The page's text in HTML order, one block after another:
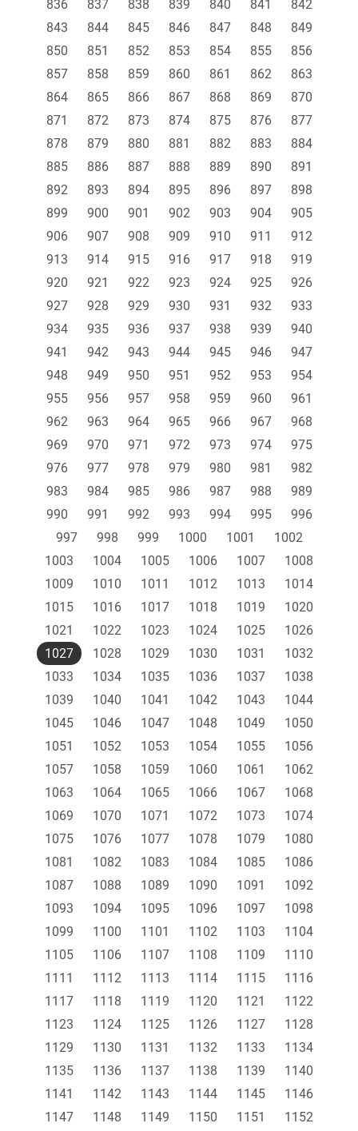
836
837 838 839 840 841
842
843
844 845 846 847 848
849
850
851 852 853 854 855
856
857
858 859 860 861 862
863
864
865 866 867 868 869
870
871
872 873 874 875 876
877
878
879 880 881 882 883
884
885
886 887 888 889 890
891
892
893 894 895 896 897
898
899
900 901 902 903 904
905
906
907 908 909 910 911
912
913
914 915 916 917 918
919
920
921 922 923 924 925
926
927
928 929 930 931 932
933
934
935 936 937 938 939
940
941
942 943 944 945 946
947
948
949 950 951 952 953
954
955
956 957 958 959 960
961
962
963 964 965 966 967
968
969
970 971 972 973 974
975
976
977 978 979 980 981
982
983
984 985 986 987 988
989
990
991 992 993 994 995
996
997
998 999 1000 1001
1002
1003
1004 1005 1006 1007
1008
1009
1010 1011 1012 1013
1014
1015
1016 1017 1018 1019
1020
1021
1022 1023 1024 1025
1026
1027
1028 1029 1030 1031
1032
1033
1034 1035 1036 1037
1038
1039
1040 1041 1042 1043
1044
1045
1046 1047 1048 1049
1050
1051
1052 1053 1054 1055
1056
1057
1058 1059 1060 1061
1062
1063
1064 1065 1066 1067
1068
1069
1070 1071 1072 1073
1074
1075
1076 1077 1078 1079
1080
1081
1082 1083 1084 1085
1086
1087
1088 1089 1090 1091
1092
1093
1094 1095 1096 1097
1098
1099
1100 1101 1102 1103
1104
1105
1106 1107 1108 1109
1110
1111
1112 1113 1114 1115
1116
1117
1118 1119 1120 1121
1122
1123
1124 1125 1126 1127
1128
1129
1130 1131 1132 1133
1134
1135
1136 1137 1138 1139
1140
1141
1142 1143 1144 1145
1146
1147
1148 1149 1150 1151 1152